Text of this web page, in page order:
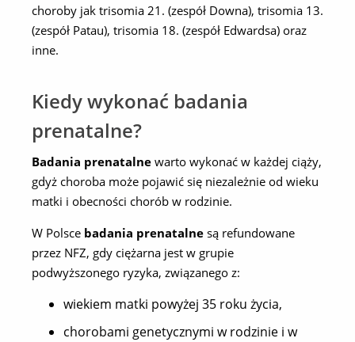
choroby jak trisomia 21. (zespół Downa), trisomia 13.
(zespół Patau), trisomia 18. (zespół Edwardsa) oraz
inne.
Kiedy wykonać badania
prenatalne?
Badania prenatalne warto wykonać w każdej ciąży,
gdyż choroba może pojawić się niezależnie od wieku
matki i obecności chorób w rodzinie.
W Polsce badania prenatalne są refundowane
przez NFZ, gdy ciężarna jest w grupie
podwyższonego ryzyka, związanego z:
wiekiem matki powyżej 35 roku życia,
chorobami genetycznymi w rodzinie i w